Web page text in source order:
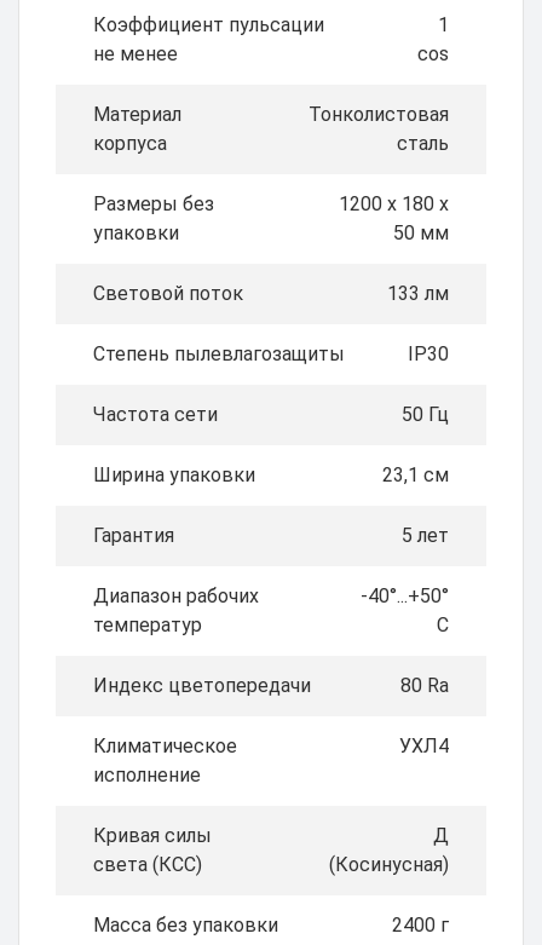
Коэффициент пульсации
не менее
1
cos
Материал
корпуса
Тонколистовая
сталь
Размеры без
упаковки
1200 x 180 x
50 мм
Световой поток 133 лм
Степень пылевлагозащиты IP30
Частота сети 50 Гц
Ширина упаковки 23,1 см
Гарантия 5 лет
Диапазон рабочих
температур
-40°...+50°
C
Индекс цветопередачи 80 Ra
Климатическое
исполнение
УХЛ4
Кривая силы
света (КСС)
Д
(Косинусная)
Масса без упаковки 2400 г